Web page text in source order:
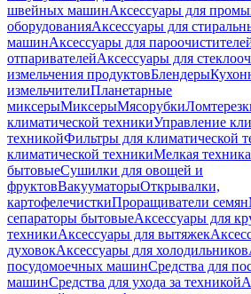
швейных машинАксессуары для
оборудованияАксессуары для
машинАксессуары для
отпаривателейАксессуары для
измельчения продуктовБлендеры
измельчителиПланетарные
миксерыМиксерыМясорубки
климатической техникиУправление
техникойФильтры для климатической
климатической техникиМелкая техника
бытовыеСушилки для овощей и
фруктовВакууматорыОткрывалки,
картофелечисткиПроращиватели семян
сепараторы бытовыеАксессуары для
техникиАксессуары для вытяжек
духовокАксессуары для холодильников
посудомоечных машинСредства для
машинСредства для ухода за техникой